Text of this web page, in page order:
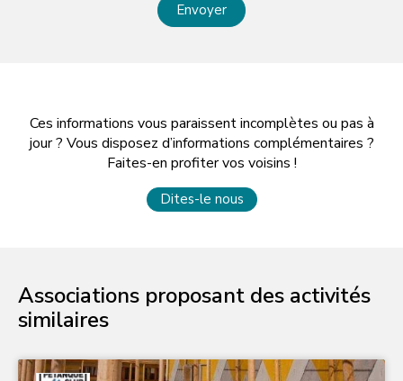
Envoyer
Ces informations vous paraissent incomplètes ou pas à
jour ? Vous disposez d’informations complémentaires ?
Faites-en profiter vos voisins !
Dites-le nous
Associations proposant des activités
similaires